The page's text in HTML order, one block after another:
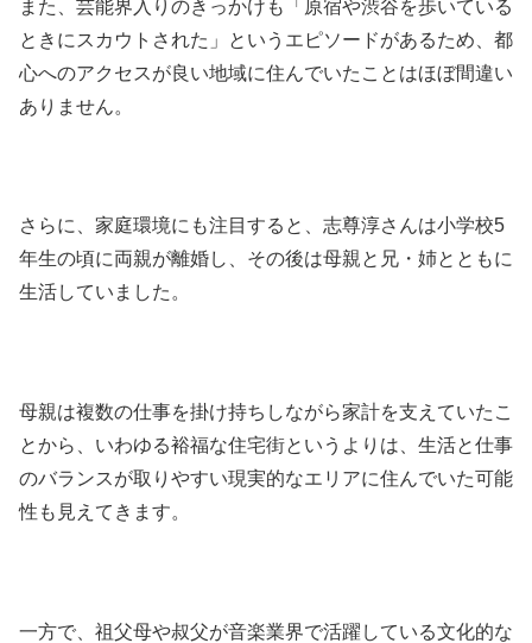
また、芸能界入りのきっかけも「原宿や渋谷を歩いている
ときにスカウトされた」というエピソードがあるため、都
心へのアクセスが良い地域に住んでいたことはほぼ間違い
ありません。
さらに、家庭環境にも注目すると、志尊淳さんは小学校5
年生の頃に両親が離婚し、その後は母親と兄・姉とともに
生活していました。
母親は複数の仕事を掛け持ちしながら家計を支えていたこ
とから、いわゆる裕福な住宅街というよりは、生活と仕事
のバランスが取りやすい現実的なエリアに住んでいた可能
性も見えてきます。
一方で、祖父母や叔父が音楽業界で活躍している文化的な